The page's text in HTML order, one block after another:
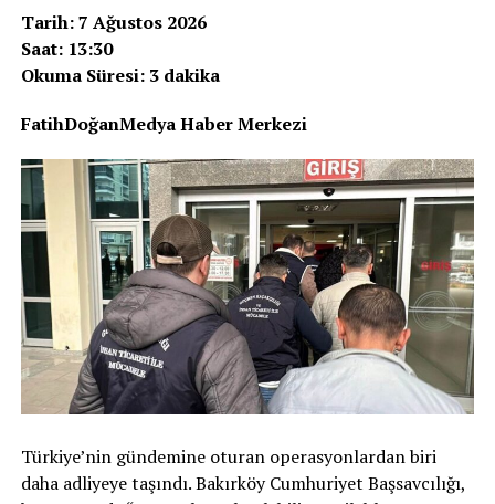
Tarih: 7 Ağustos 2026
Saat: 13:30
Okuma Süresi: 3 dakika
FatihDoğanMedya Haber Merkezi
Türkiye’nin gündemine oturan operasyonlardan biri
daha adliyeye taşındı. Bakırköy Cumhuriyet Başsavcılığı,